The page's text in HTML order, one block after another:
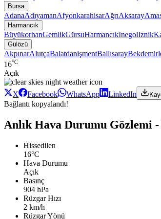
Bursa
AdanaAdıyamanAfyonkarahisarAğrıAksaray
Harmancık
BüyükorhanGemlikGürsuHarmancıkInegolIznik
Gülözü
AkpınarAlutçaBalatdanişmentBallısaray
16°C
Açık
X Facebook WhatsApp LinkedIn
Bağlantı kopyalandı!
Anlık Hava Durumu Gözlemi
Hissedilen
16°C
Hava Durumu
Açık
Basınç
904 hPa
Rüzgar Hızı
2 km/h
Rüzgar Yönü